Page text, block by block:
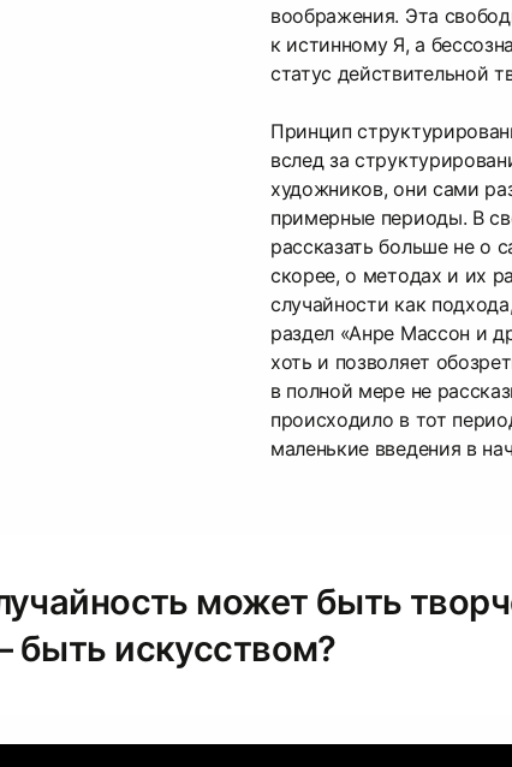
воображения. Эта
к истинному Я, а
статус действительной
Принцип
вслед за
художников, они сами
примерные периоды. В
рассказать больше не о
скорее, о методах и их
случайности как
раздел «Анре Массон и
хоть и позволяет
в полной мере не
происходило в тот
маленькие введения в
может быть
искусством?